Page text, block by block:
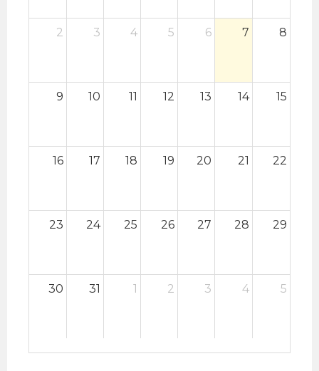
2 3 4 5 6 7 8
9 10 11 12 13 14 15
16 17 18 19 20 21 22
23 24 25 26 27 28 29
30 31 1 2 3 4 5